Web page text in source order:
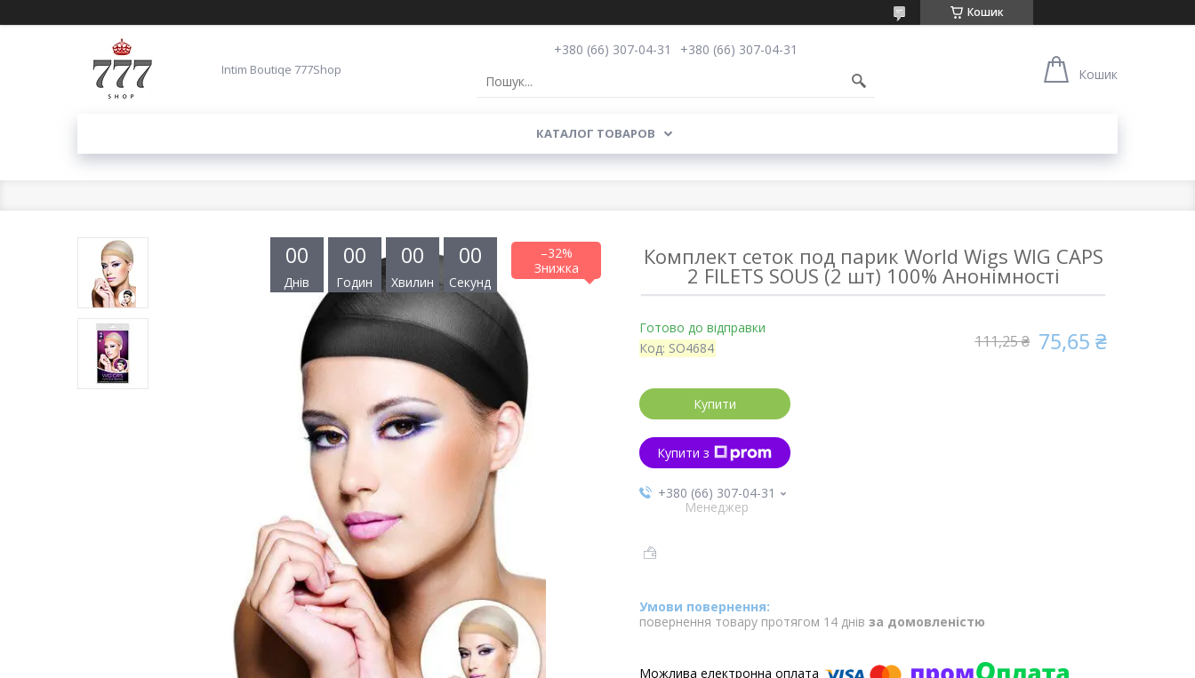
Кошик
Intim Boutiqe 777Shop
+380 (66) 307-04-31
+380 (66) 307-04-31
Кошик
КАТАЛОГ ТОВАРОВ
–32%
00
Днів
00
Годин
00
Хвилин
00
Секунд
Комплект сеток под парик World Wigs WIG CAPS
2 FILETS SOUS (2 шт) 100% Анонімності
Готово до відправки
Код: SO4684 111,25 ₴ 75,65 ₴
Купити
Купити з
+380 (66) 307-04-31
Менеджер
повернення товару протягом 14 днів за домовленістю